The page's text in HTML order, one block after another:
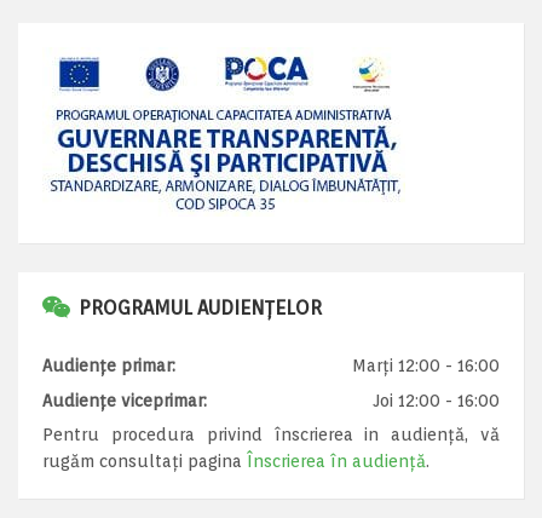
PROGRAMUL AUDIENȚELOR
Audiențe primar:
Marți 12:00 - 16:00
Audiențe viceprimar:
Joi 12:00 - 16:00
Pentru procedura privind înscrierea in audiență, vă
rugăm consultați pagina Înscrierea în audiență.